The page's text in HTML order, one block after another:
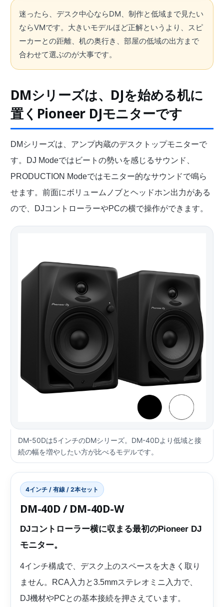
迷ったら、デスク中心ならDM、制作と低域まで見たい
ならVMです。大きいモデルほど正解というより、スピ
ーカーとの距離、机の奥行き、部屋の低域の出方まで
合わせて選ぶのが大事です。
DMシリーズは、DJを始める机に
置くPioneer DJモニターです
DMシリーズは、アンプ内蔵のデスクトップモニターで
す。DJ Modeではビートの勢いを感じるサウンド、
PRODUCTION Modeではモニター的なサウンドで鳴ら
せます。前面にボリュームノブとヘッドホン出力がある
ので、DJコントローラーやPCの横で操作ができます。
DM-50Dは5インチのDMシリーズ。DM-40Dより低域と接
続の幅を増やしたい方が比べるモデルです。
4インチ / 有線 / 2本セット
DM-40D / DM-40D-W
DJコントローラー横に収まる最初のPioneer DJ
モニター。
4インチ構成で、デスク上のスペースを大きく取り
ません。RCA入力と3.5mmステレオミニ入力で、
DJ機材やPCとの基本接続を押さえています。